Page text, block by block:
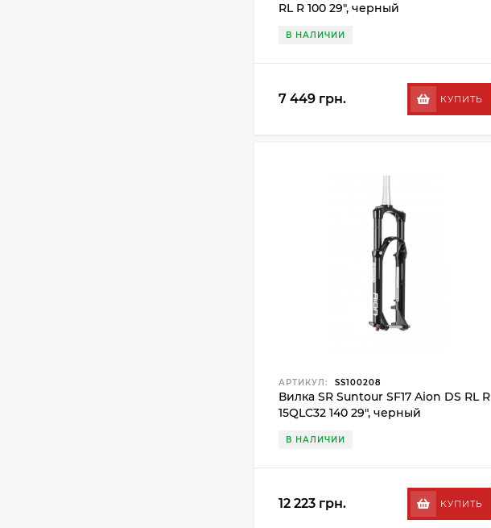
RL R 100 29", черный
В НАЛИЧИИ
7 449 грн. КУПИТЬ
АРТИКУЛ: SS100208
Вилка SR Suntour SF17 Aion DS RL R
15QLC32 140 29", черный
В НАЛИЧИИ
12 223 грн. КУПИТЬ